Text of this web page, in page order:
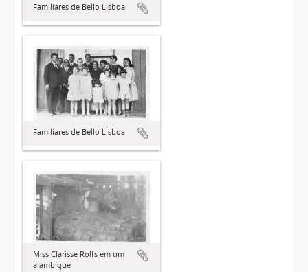
Familiares de Bello Lisboa
Familiares de Bello Lisboa
Miss Clarisse Rolfs em um
alambique